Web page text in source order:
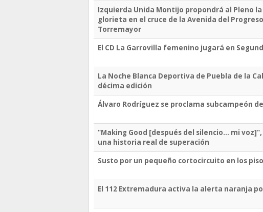
Izquierda Unida Montijo propondrá al Pleno
glorieta en el cruce de la Avenida del
Torremayor
El CD La Garrovilla femenino jugará en
La Noche Blanca Deportiva de Puebla de la
décima edición
Álvaro Rodríguez se proclama subcampeón
"Making Good [después del silencio… mi
una historia real de superación
Susto por un pequeño cortocircuito en los
El 112 Extremadura activa la alerta naranja